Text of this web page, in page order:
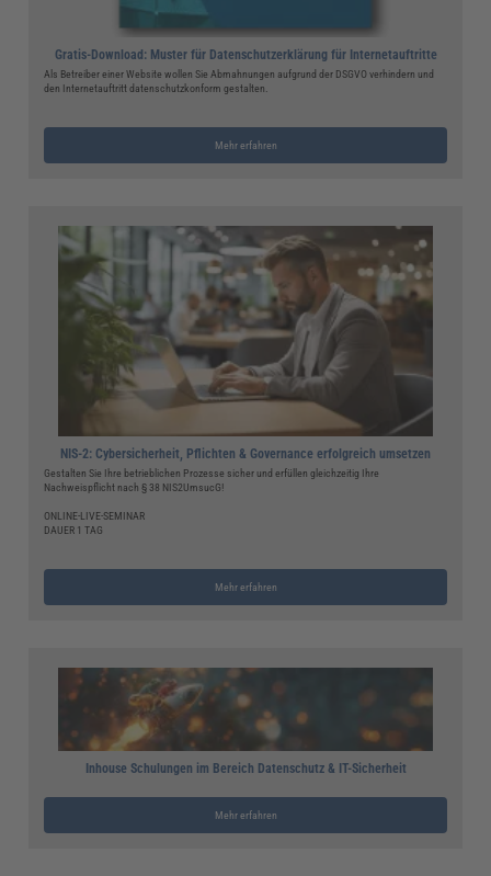
Gratis-Download: Muster für Datenschutzerklärung für Internetauftritte
Als Betreiber einer Website wollen Sie Abmahnungen aufgrund der DSGVO verhindern und
den Internetauftritt datenschutzkonform gestalten.
Mehr erfahren
NIS-2: Cybersicherheit, Pflichten & Governance erfolgreich umsetzen
Gestalten Sie Ihre betrieblichen Prozesse sicher und erfüllen gleichzeitig Ihre
Nachweispflicht nach § 38 NIS2UmsucG!
ONLINE-LIVE-SEMINAR
DAUER 1 TAG
Mehr erfahren
Inhouse Schulungen im Bereich Datenschutz & IT-Sicherheit
Mehr erfahren